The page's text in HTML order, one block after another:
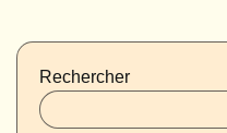
Rechercher